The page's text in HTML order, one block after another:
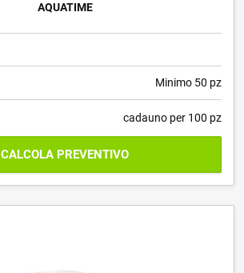
AQUATIME
Minimo 50 pz
cadauno per 100 pz
CALCOLA PREVENTIVO